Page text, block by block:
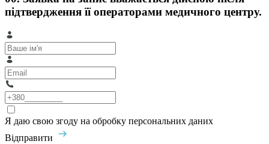
підтвердження її операторами медичного центру.
Я даю свою згоду на обробку персональних даних
Відправити